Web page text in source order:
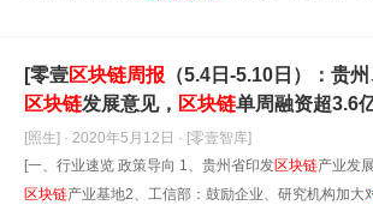
[零壹区块链周报 （5.4日-5.10日）：贵
区块链发展意见， 区块链单周融资超3.6
[照生] · 2020年5月12日 · [零壹智库]
[一、行业速览 政策导向 1、贵州省印发区块链产业发
区块链产业基地2、工信部：鼓励企业、研究机构加大